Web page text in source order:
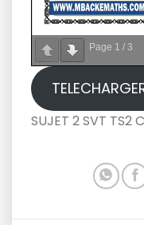
Page 1 / 3
SUJET 2 SVT TS2